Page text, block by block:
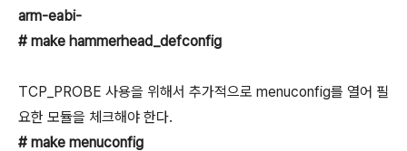
arm-eabi-
# make hammerhead_defconfig
TCP_PROBE 사용을 위해서 추가적으로 menuconfig를 열어 필
요한 모듈을 체크해야 한다.
# make menuconfig